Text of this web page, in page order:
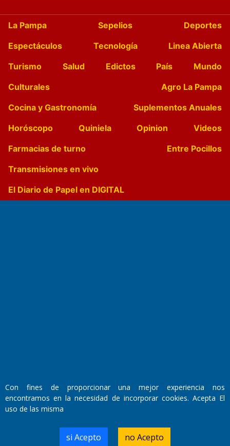
La Pampa Sepelios
Deportes
Espectáculos
Tecnología
Linea Abierta
Turismo
Salud Edictos País
Mundo
Culturales
Agro La Pampa
Cocina y Gastronomía
Suplementos Anuales
Horóscopo
Quiniela Opinion
Videos
Farmacias de turno
Entre Pocillos
Transmisiones en vivo
El Diario de Papel en DIGITAL
Director Periodístico:
Walter René Goñi
Domicilio Legal: José Ingenieros 855,
Santa Rosa, La Pampa.
Con fines de proporcionar una mejor experiencia nos
encontramos en la necesidad de incorporar cookies. Acepta El
uso de las misma
si Acepto no Acepto